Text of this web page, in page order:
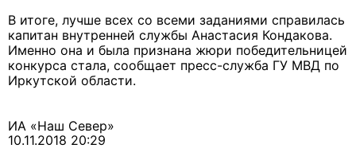
В итоге, лучше всех со всеми заданиями справилась
капитан внутренней службы Анастасия Кондакова.
Именно она и была признана жюри победительницей
конкурса стала, сообщает пресс-служба ГУ МВД по
Иркутской области.
ИА «Наш Север»
10.11.2018 20:29